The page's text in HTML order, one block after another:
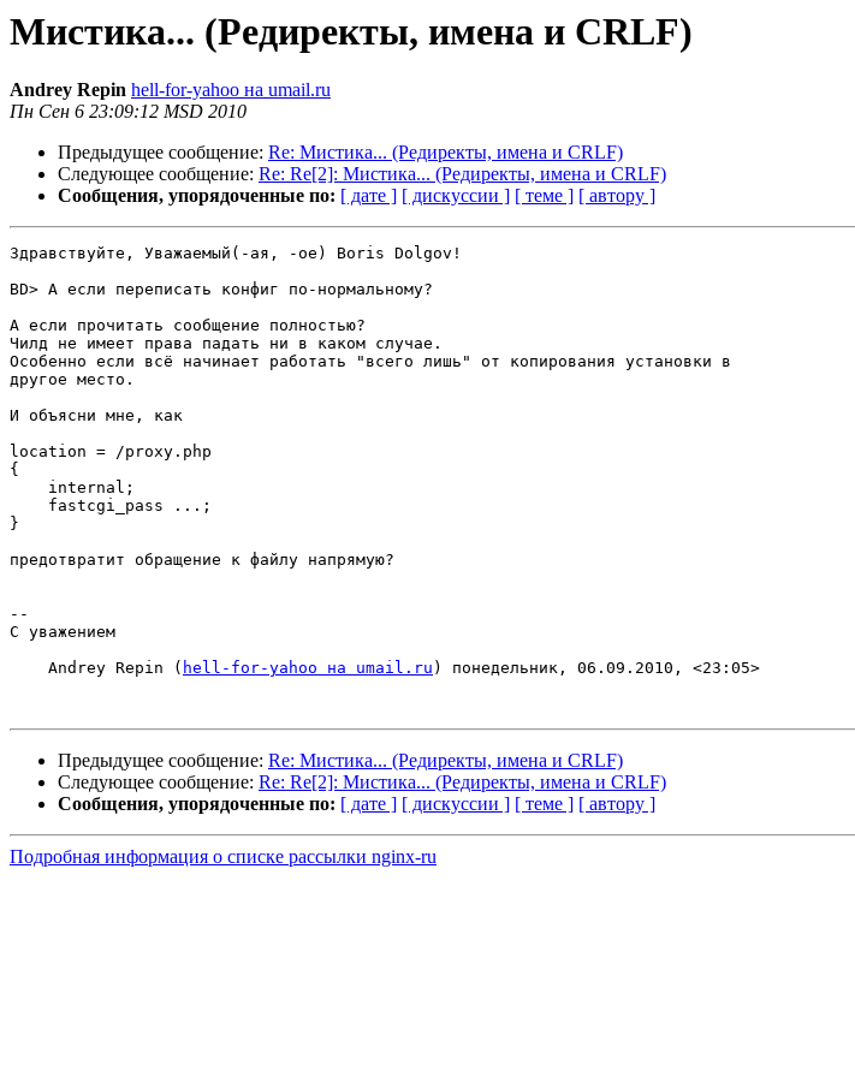
Мистика... (Редиректы, имена и CRLF)
Andrey Repin hell-for-yahoo на umail.ru
Пн Сен 6 23:09:12 MSD 2010
Предыдущее сообщение: Re: Мистика... (Редиректы, имена и CRLF)
Следующее сообщение: Re: Re[2]: Мистика... (Редиректы, имена и CRLF)
Сообщения, упорядоченные по: [ дате ] [ дискуссии ] [ теме ] [ автору ]
Здравствуйте, Уважаемый(-ая, -ое) Boris Dolgov!
BD> А если переписать конфиг по-нормальному?
А если прочитать сообщение полностью?
Чилд не имеет права падать ни в каком случае.
Особенно если всё начинает работать "всего лишь" от копирования установки в
другое место.
И объясни мне, как
location = /proxy.php
{
    internal;
    fastcgi_pass ...;
}
предотвратит обращение к файлу напрямую?
--
С уважением
    Andrey Repin (
hell-for-yahoo на umail.ru ) понедельник, 06.09.2010, <23:05>
Предыдущее сообщение: Re: Мистика... (Редиректы, имена и CRLF)
Следующее сообщение: Re: Re[2]: Мистика... (Редиректы, имена и CRLF)
Сообщения, упорядоченные по: [ дате ] [ дискуссии ] [ теме ] [ автору ]
Подробная информация о списке рассылки nginx-ru